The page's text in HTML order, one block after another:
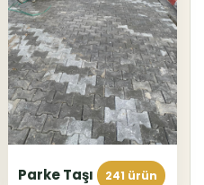
Parke Taşı 241 ürün